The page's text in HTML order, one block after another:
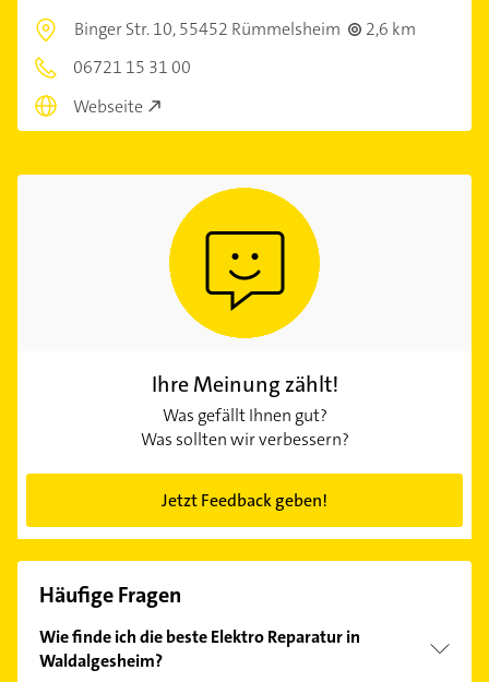
Binger Str. 10,55452 Rümmelsheim
2,6 km
06721 15 31 00
Webseite
Ihre Meinung zählt!
Was gefällt Ihnen gut?
Was sollten wir verbessern?
Jetzt Feedback geben!
Häufige Fragen
Wie finde ich die beste Elektro Reparatur in
Waldalgesheim?